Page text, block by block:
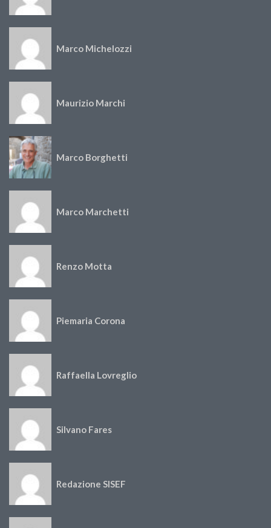
Marco Michelozzi
Maurizio Marchi
Marco Borghetti
Marco Marchetti
Renzo Motta
Piemaria Corona
Raffaella Lovreglio
Silvano Fares
Redazione SISEF